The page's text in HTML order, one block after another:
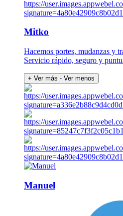
Mitko
Hacemos portes, mudanzas y
Servicio rápido, seguro y
+ Ver más - Ver menos
Manuel